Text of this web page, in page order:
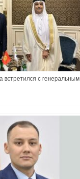
встретился с генеральным